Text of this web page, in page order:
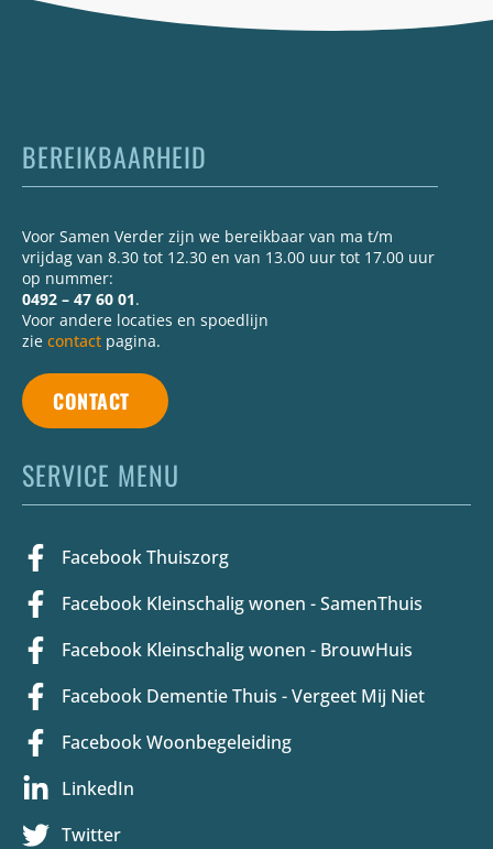
BEREIKBAARHEID
Voor Samen Verder zijn we bereikbaar van ma t/m
vrijdag van 8.30 tot 12.30 en van 13.00 uur tot 17.00 uur
op nummer:
0492 – 47 60 01.
Voor andere locaties en spoedlijn
zie contact pagina.
CONTACT
SERVICE MENU
Facebook Thuiszorg
Facebook Kleinschalig wonen - SamenThuis
Facebook Kleinschalig wonen - BrouwHuis
Facebook Dementie Thuis - Vergeet Mij Niet
Facebook Woonbegeleiding
LinkedIn
Twitter